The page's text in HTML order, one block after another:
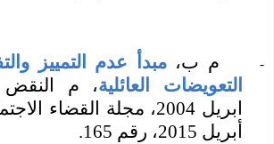
- م ب،مبدأ عدم التمييز
التعويضات العائلية
ابريل 2004، مجلة القضاء
أبريل 2015، رقم 165.